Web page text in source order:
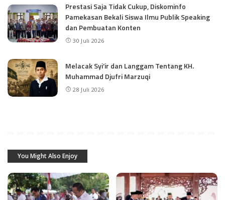
Prestasi Saja Tidak Cukup, Diskominfo
Pamekasan Bekali Siswa Ilmu Publik Speaking
dan Pembuatan Konten
30 Juli 2026
Melacak Syi’ir dan Langgam Tentang KH.
Muhammad Djufri Marzuqi
28 Juli 2026
You Might Also Enjoy